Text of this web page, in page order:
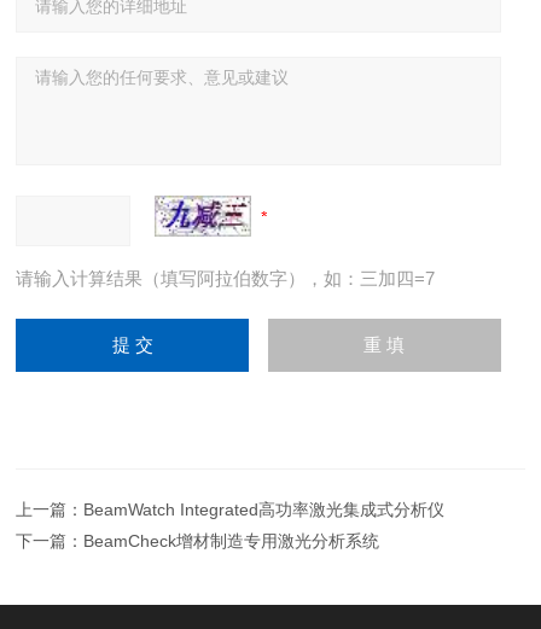
请输入计算结果（填写阿拉伯数字），如：三加四=7
上一篇： BeamWatch Integrated高功率激光集成式分析仪
下一篇： BeamCheck增材制造专用激光分析系统